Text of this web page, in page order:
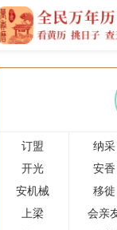
订盟
纳采
开光
安香
安机械
移徙
上梁
会亲